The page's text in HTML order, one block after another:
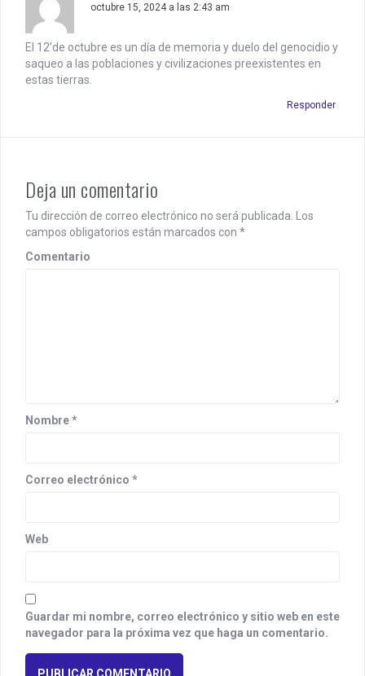
i
o
n
octubre 15, 2024 a las 2:43 am
El 12’de octubre es un día de memoria y duelo del genocidio y
saqueo a las poblaciones y civilizaciones preexistentes en
estas tierras.
Responder
Deja un comentario
Tu dirección de correo electrónico no será publicada.
Los
campos obligatorios están marcados con *
Comentario
Nombre*
Correo electrónico *
Web
Guardar mi nombre, correo electrónico y sitio web en este
navegador para la próxima vez que haga un comentario.